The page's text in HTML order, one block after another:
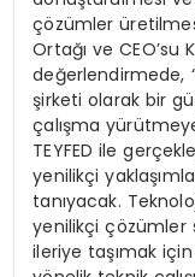
çözümler
Ortağı ve CEO’su
değerlendirmede,
şirketi olarak bir
çalışma
TEYFED ile
yenilikçi
tanıyacak.
yenilikçi çözümler
ileriye taşımak